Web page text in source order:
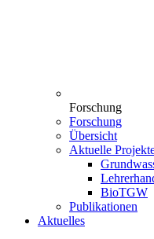
Forschung
Forschung
Übersicht
Aktuelle
BioTGW
Publikationen
Aktuelles